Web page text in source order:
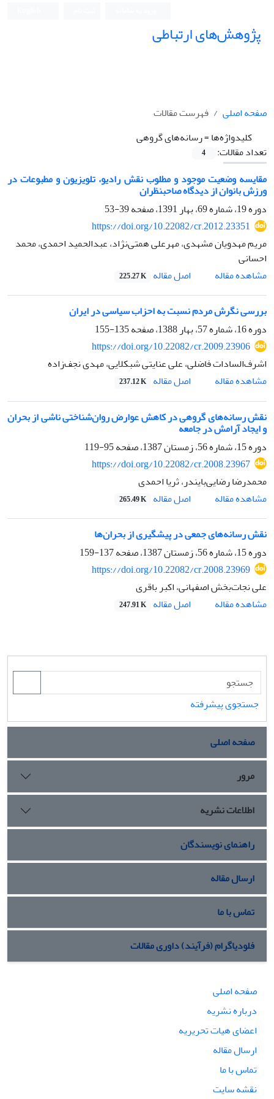
پژوهش‌های ارتباطی
صفحه اصلی
فهرست مقالات
کلیدواژه‌ها =رسانه‌های گروهی
تعداد مقالات:
4
مقایسه وضعیت موجود و مطلوب نقش رادیو، تلویزیون و مطبوعات در
ورزش بانوان از دیدگاه صاحبنظران
دوره 19، شماره 69، بهار 1391، صفحه
39-53
https://doi.org/10.22082/cr.2012.23351
مریم مهدویان مشهدی، مهرعلی همتی‌نژاد، عبدالحمید احمدی، محمد
احسانی
مشاهده مقاله
اصل مقاله 225.27 K
بررسی نگرش مردم نسبت به احزاب سیاسی در ایران
دوره 16، شماره 57، بهار 1388، صفحه
135-155
https://doi.org/10.22082/cr.2009.23906
اشرف‌السادات فاضلی، علی عنایتی شبکلایی، مهدی نجف‌زاده
مشاهده مقاله
اصل مقاله 237.12 K
نقش رسانه‌های گروهی در کاهش عوارض روان‌شناختی ناشی از بحران
و ایجاد آرامش در جامعه
دوره 15، شماره 56، زمستان 1387، صفحه
95-119
https://doi.org/10.22082/cr.2008.23967
محمدرضا رضایی‌بایندر، ثریا احمدی
مشاهده مقاله
اصل مقاله 265.49 K
نقش رسانه‌های جمعی در پیشگیری از بحران‌ها
دوره 15، شماره 56، زمستان 1387، صفحه
137-159
https://doi.org/10.22082/cr.2008.23969
علی نجات‌بخش اصفهانی، اکبر باقری
مشاهده مقاله
اصل مقاله 247.91 K
جستجوی پیشرفته
صفحه اصلی
مرور
اطلاعات نشریه
راهنمای نویسندگان
ارسال مقاله
تماس با ما
فلودیاگرام (فرآیند) داوری مقالات
صفحه اصلی
درباره نشریه
اعضای هیات تحریریه
ارسال مقاله
تماس با ما
نقشه سایت